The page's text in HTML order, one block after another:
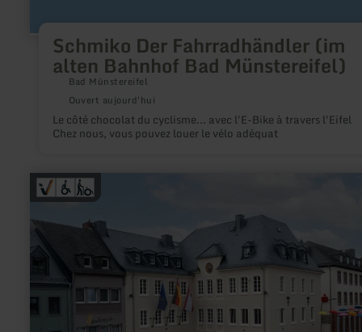
Schmiko Der Fahrradhändler (im
alten Bahnhof Bad Münstereifel)
Bad Münstereifel
Ouvert aujourd'hui
Le côté chocolat du cyclisme... avec l'E-Bike à travers l'Eifel
Chez nous, vous pouvez louer le vélo adéquat
en
savoir
plus
Tourist-
Information
Land